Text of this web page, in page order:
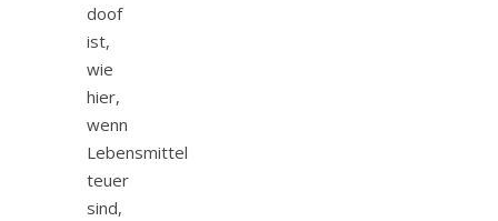
doof
ist,
wie
hier,
wenn
Lebensmittel
teuer
sind,